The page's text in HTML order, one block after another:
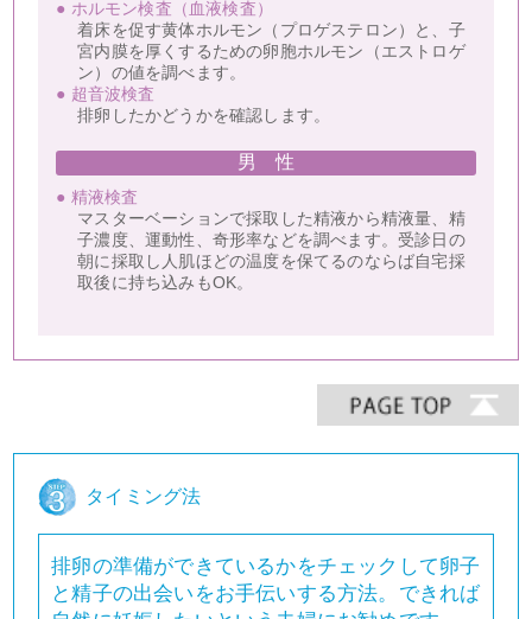
● ホルモン検査（血液検査）
着床を促す黄体ホルモン（プロゲステロン）と、子
宮内膜を厚くするための卵胞ホルモン（エストロゲ
ン）の値を調べます。
● 超音波検査
排卵したかどうかを確認します。
男 性
● 精液検査
マスターベーションで採取した精液から精液量、精
子濃度、運動性、奇形率などを調べます。受診日の
朝に採取し人肌ほどの温度を保てるのならば自宅採
取後に持ち込みもOK。
タイミング法
排卵の準備ができているかをチェックして卵子
と精子の出会いをお手伝いする方法。できれば